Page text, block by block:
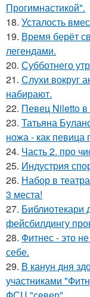
Прогимнастикой".
18. Усталость
19. Время берёт
легендами.
20. Субботнего
21. Слухи вокруг
набирают.
22. Певец Niletto в
23. Татьяна
ножа - как певица
24. Часть 2. про
25. Индустрия
26. Набор в
3 места!
27. Библиотекари
фейсбилдингу
28. Фитнес - это
себе.
29. В канун дня
участниками